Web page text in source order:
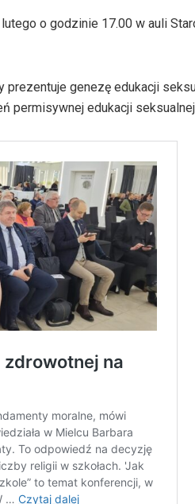
o godzinie 17.00 w auli
prezentuje genezę edukacji
permisywnej edukacji